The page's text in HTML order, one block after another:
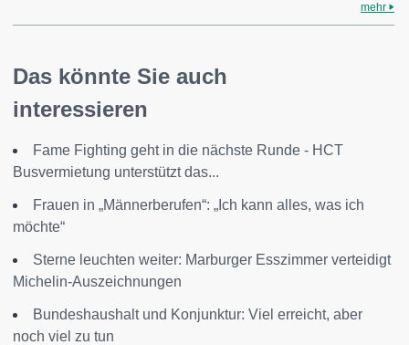
mehr
Das könnte Sie auch
interessieren
Fame Fighting geht in die nächste Runde - HCT
Busvermietung unterstützt das...
Frauen in „Männerberufen“: „Ich kann alles, was ich
möchte“
Sterne leuchten weiter: Marburger Esszimmer verteidigt
Michelin-Auszeichnungen
Bundeshaushalt und Konjunktur: Viel erreicht, aber
noch viel zu tun